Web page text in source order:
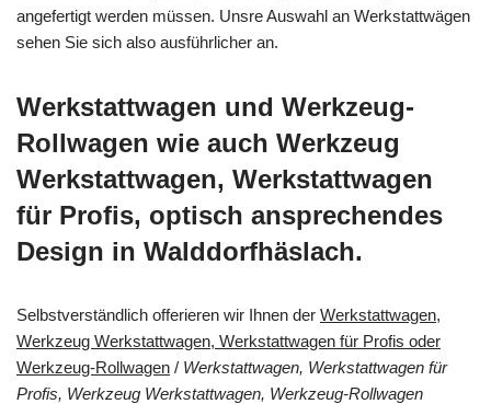
angefertigt werden müssen. Unsre Auswahl an Werkstattwägen
sehen Sie sich also ausführlicher an.
Werkstattwagen und Werkzeug-
Rollwagen wie auch Werkzeug
Werkstattwagen, Werkstattwagen
für Profis, optisch ansprechendes
Design in Walddorfhäslach.
Selbstverständlich offerieren wir Ihnen der Werkstattwagen,
Werkzeug Werkstattwagen, Werkstattwagen für Profis oder
Werkzeug-Rollwagen / Werkstattwagen, Werkstattwagen für
Profis, Werkzeug Werkstattwagen, Werkzeug-Rollwagen